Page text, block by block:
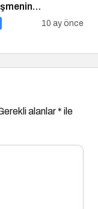
Tehlikeleri!
10 ay önce
alanlar* ile